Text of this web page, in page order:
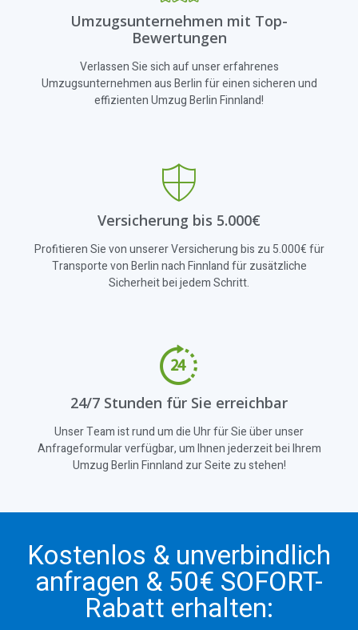
Umzugsunternehmen mit Top-
Bewertungen
Verlassen Sie sich auf unser erfahrenes
Umzugsunternehmen aus Berlin für einen sicheren und
effizienten Umzug Berlin Finnland!
Versicherung bis 5.000€
Profitieren Sie von unserer Versicherung bis zu 5.000€ für
Transporte von Berlin nach Finnland für zusätzliche
Sicherheit bei jedem Schritt.
24/7 Stunden für Sie erreichbar
Unser Team ist rund um die Uhr für Sie über unser
Anfrageformular verfügbar, um Ihnen jederzeit bei Ihrem
Umzug Berlin Finnland zur Seite zu stehen!
Kostenlos & unverbindlich
anfragen & 50€ SOFORT-
Rabatt erhalten: